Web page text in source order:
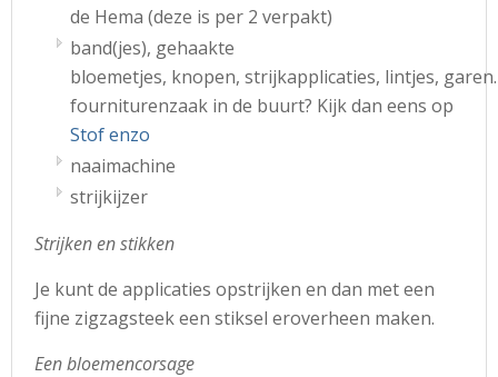
de Hema (deze is per 2 verpakt)
band(jes), gehaakte
bloemetjes, knopen, strijkapplicaties, lintjes,
fourniturenzaak in de buurt? Kijk dan eens op
Stof enzo
naaimachine
strijkijzer
Strijken en stikken
Je kunt de applicaties opstrijken en dan met een
fijne zigzagsteek een stiksel eroverheen maken.
Een bloemencorsage